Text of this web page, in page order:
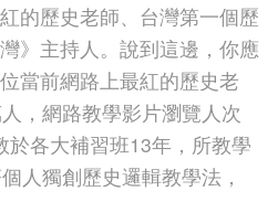
的歷史老師、台灣第一個歷
》主持人。說到這邊，你應
當前網路上最紅的歷史老
，網路教學影片瀏覽人次
於各大補習班13年，所教學
人獨創歷史邏輯教學法，